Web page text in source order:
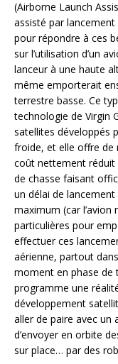
(Airborne Launch
assisté par lancement
pour répondre à ces
sur l’utilisation d’un
lanceur à une haute
même emporterait
terrestre basse. Ce
technologie de Virgin
satellites développés
froide, et elle offre de
coût nettement réduit
de chasse faisant
un délai de
maximum (car
particulières pour
effectuer ces
aérienne, partout
moment en phase de
programme une
développement
aller de paire avec un
d’envoyer en orbite
sur place… par des